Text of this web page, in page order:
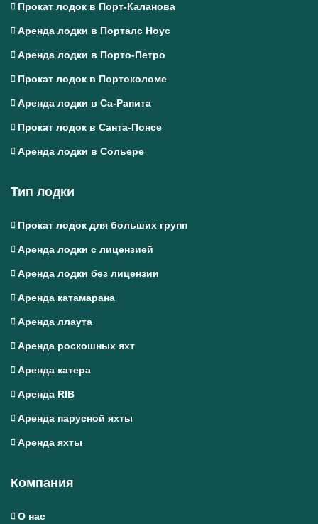
Прокат лодок в Порт-Каланова
Аренда лодки в Порталс Ноус
Аренда лодки в Порто-Петро
Прокат лодок в Портоколоме
Аренда лодки в Са-Рапита
Прокат лодок в Санта-Понсе
Аренда лодки в Сольере
Тип лодки
Прокат лодок для больших групп
Аренда лодки с лицензией
Аренда лодки без лицензии
Аренда катамарана
Аренда ллаута
Аренда роскошных яхт
Аренда катера
Аренда RIB
Аренда парусной яхты
Аренда яхты
Компания
О нас